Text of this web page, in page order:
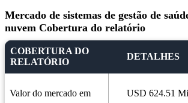
Mercado de sistemas de gestão de
nuvem Cobertura do relatório
COBERTURA DO
RELATÓRIO
DETALHES
Valor do mercado em USD 624.51